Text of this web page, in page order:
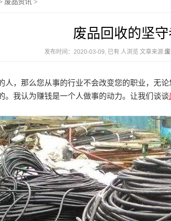
废品回收的坚
发布时间：2020-03-09, 已有 人浏览 文章来源:
人，那么您从事的行业不会改变您的职业，无
。我认为赚钱是一个人做事的动力。让我们谈谈